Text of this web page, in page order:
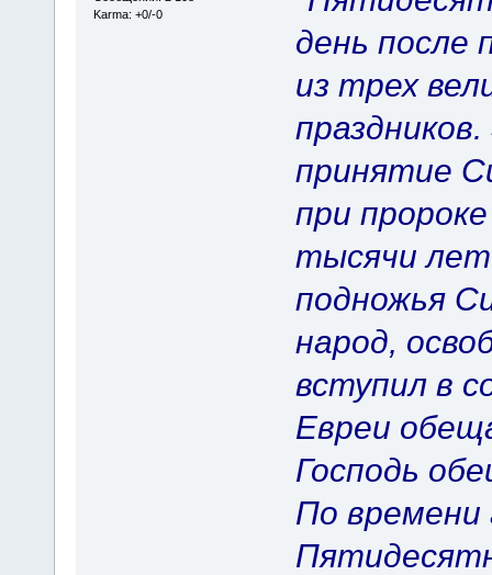
Karma: +0/-0
день после
из трех
принятие
при
тысячи
подножья
народ,
вступил в
Евреи
Господь
По времени